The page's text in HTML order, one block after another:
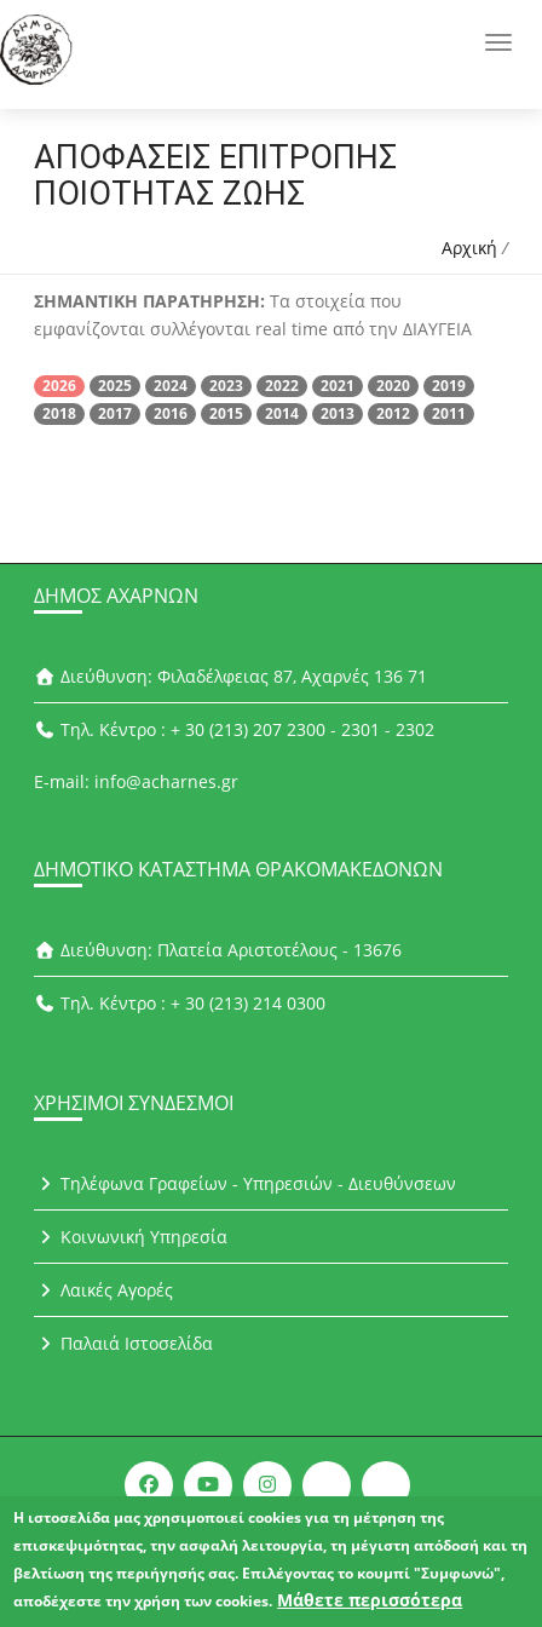
ΑΠΟΦΑΣΕΙΣ ΕΠΙΤΡΟΠΗΣ
ΠΟΙΟΤΗΤΑΣ ΖΩΗΣ
Αρχική /
ΣΗΜΑΝΤΙΚΗ ΠΑΡΑΤΗΡΗΣΗ: Τα στοιχεία που
εμφανίζονται συλλέγονται real time από την ΔΙΑΥΓΕΙΑ
2026 2025 2024 2023 2022 2021 2020
2019
2018
2017 2016 2015 2014 2013 2012 2011
ΔΉΜΟΣ ΑΧΑΡΝΏΝ
Διεύθυνση: Φιλαδέλφειας 87, Αχαρνές 136 71
Τηλ. Κέντρο : + 30 (213) 207 2300 - 2301 - 2302
E-mail: info@acharnes.gr
ΔΗΜΟΤΙΚΌ ΚΑΤΆΣΤΗΜΑ ΘΡΑΚΟΜΑΚΕΔΌΝΩΝ
Διεύθυνση: Πλατεία Αριστοτέλους - 13676
Τηλ. Κέντρο : + 30 (213) 214 0300
ΧΡΉΣΙΜΟΙ ΣΎΝΔΕΣΜΟΙ
Τηλέφωνα Γραφείων - Υπηρεσιών - Διευθύνσεων
Κοινωνική Υπηρεσία
Λαικές Αγορές
Παλαιά Ιστοσελίδα
Copyright © 2021 l Δήμος Αχαρνών.
ΔΗΛΩΣΗ ΠΡΟΣΒΑΣΙΜΟΤΗΤΑΣ
Η ιστοσελίδα μας χρησιμοποιεί cookies για τη μέτρηση της
επισκεψιμότητας, την ασφαλή λειτουργία, τη μέγιστη απόδοσή και τη
βελτίωση της περιήγησής σας. Επιλέγοντας το κουμπί "Συμφωνώ",
αποδέχεστε την χρήση των cookies. Μάθετε περισσότερα